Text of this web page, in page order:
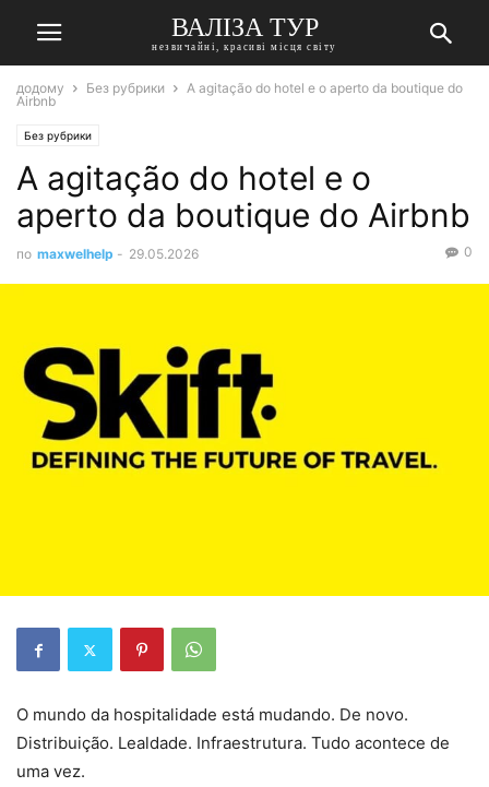
ВАЛІЗА ТУР
незвичайні, красиві місця світу
додому Без рубрики
A agitação do hotel e o aperto da boutique do
Airbnb
Без рубрики
A agitação do hotel e o
aperto da boutique do Airbnb
по maxwelhelp - 29.05.2026 0
O mundo da hospitalidade está mudando. De novo.
Distribuição. Lealdade. Infraestrutura. Tudo acontece de
uma vez.